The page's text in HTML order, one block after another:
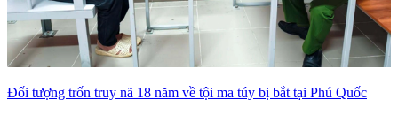
Đối tượng trốn truy nã 18 năm về tội ma túy bị bắt tại Phú Quốc